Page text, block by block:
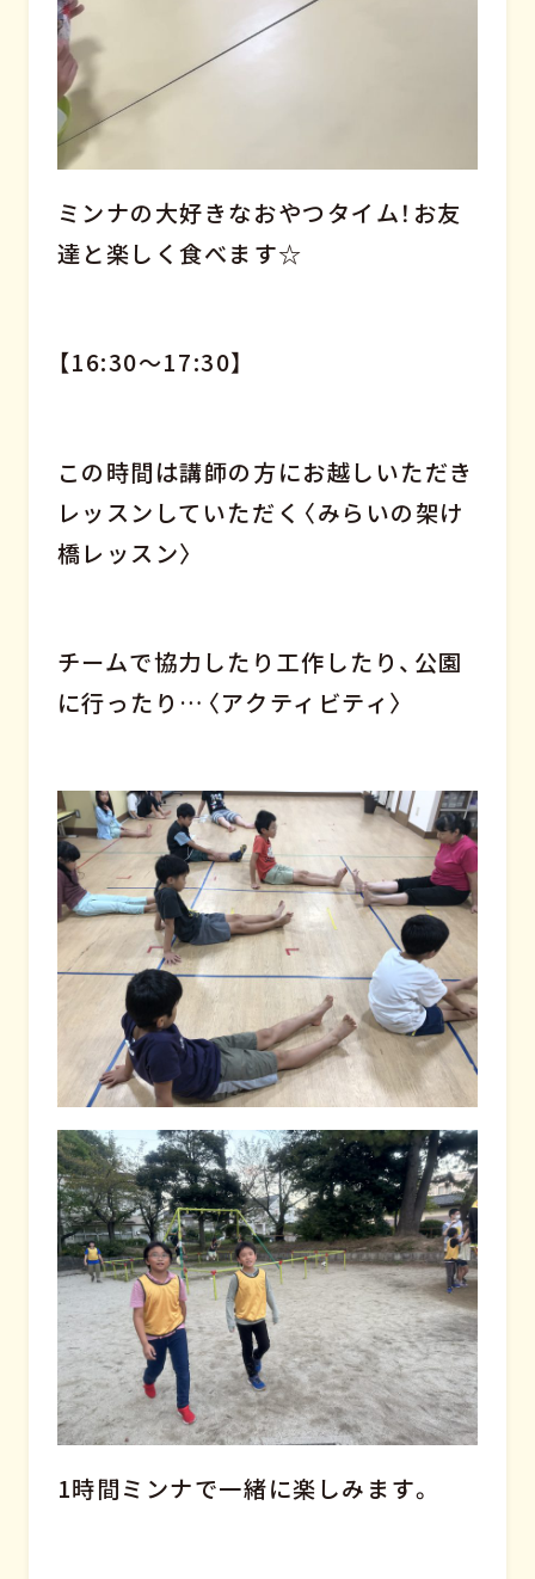
ミンナの大好きなおやつタイム！お友
達と楽しく食べます☆
【16:30～17:30】
この時間は講師の方にお越しいただき
レッスンしていただく〈みらいの架け
橋レッスン〉
チームで協力したり工作したり、公園
に行ったり…〈アクティビティ〉
1時間ミンナで一緒に楽しみます。